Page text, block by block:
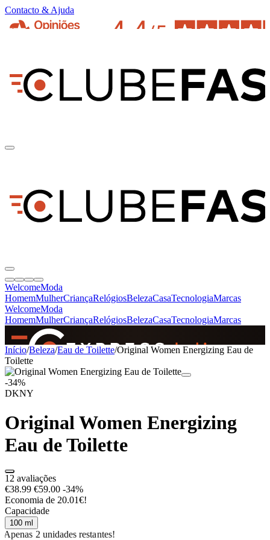
Contacto & Ajuda
WelcomeModa
HomemMulherCriançaRelógiosBelezaCasaTecnologiaMarcas
WelcomeModa
HomemMulherCriançaRelógiosBelezaCasaTecnologiaMarcas
SINCE 2005
+de 36.000 reviews
Início/Beleza/Eau de Toilette/Original Women Energizing Eau de
Toilette
-34%
DKNY
Original Women Energizing
Eau de Toilette
12 avaliações
€38.99 €59.00 -34%
Economia de 20.01€!
Capacidade
100 ml
Apenas 2 unidades restantes!